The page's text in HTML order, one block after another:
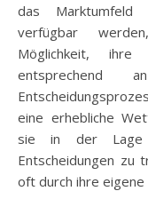
das Marktumfeld
verfügbar
Möglichkeit, ihre
entsprechend
eine erhebliche
sie in der Lage
Entscheidungen zu
oft durch ihre